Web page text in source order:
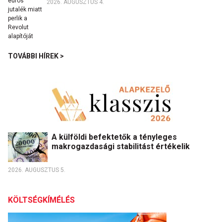
2026. AUGUSZTUS 4.
TOVÁBBI HÍREK >
A külföldi befektetők a tényleges
makrogazdasági stabilitást értékelik
2026. AUGUSZTUS 5.
KÖLTSÉGKÍMÉLÉS